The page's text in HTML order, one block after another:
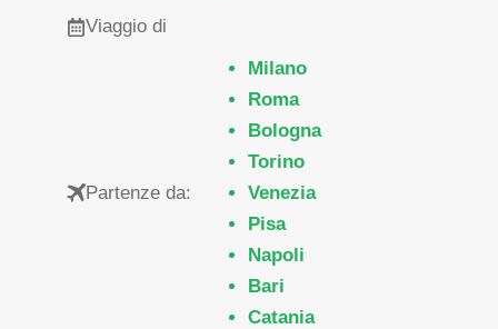
Viaggio di
Partenze da:
Milano
Roma
Bologna
Torino
Venezia
Pisa
Napoli
Bari
Catania